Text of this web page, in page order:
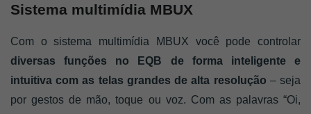
Sistema multimídia MBUX
Com o sistema multimídia MBUX você pode controlar
diversas funções no EQB de forma inteligente e
intuitiva com as telas grandes de alta resolução – seja
por gestos de mão, toque ou voz. Com as palavras “Oi,